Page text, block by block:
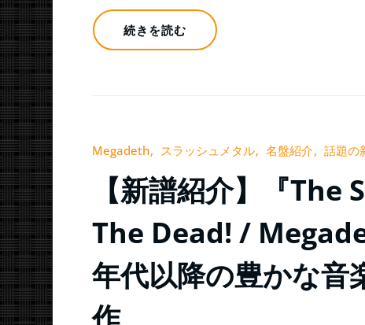
続きを読む
Megadeth スラッシュメタル 名盤紹介 話題の
【新譜紹介】『
The Dead! /
年代以降の豊かな音